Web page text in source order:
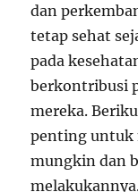
dan
tetap sehat
pada
berkontribusi
mereka.
penting
mungkin dan